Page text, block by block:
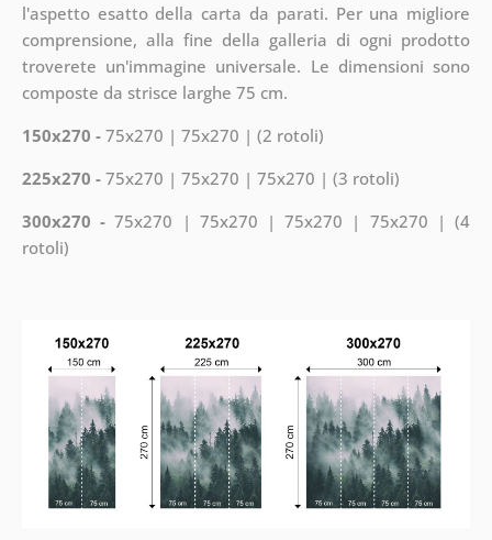
l'aspetto esatto della carta da parati. Per una migliore
comprensione, alla fine della galleria di ogni prodotto
troverete un'immagine universale. Le dimensioni sono
composte da strisce larghe 75 cm.
150x270 -75x270 | 75x270 | (2 rotoli)
225x270 -75x270 | 75x270 | 75x270 | (3 rotoli)
300x270 -75x270 | 75x270 | 75x270 | 75x270 | (4
rotoli)